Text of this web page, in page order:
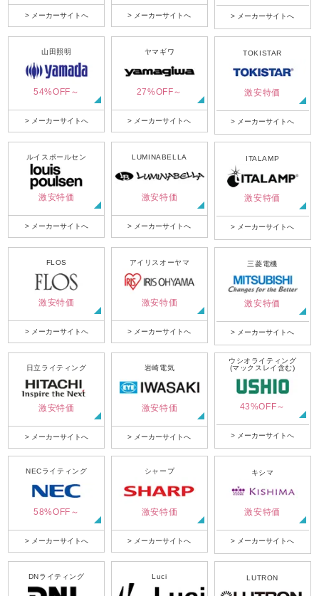
> メーカーサイトへ > メーカーサイトへ > メーカーサイトへ
山田照明
54%OFF～
> メーカーサイトへ
ヤマギワ
27%OFF～
> メーカーサイトへ
TOKISTAR
激安特価
> メーカーサイトへ
ルイスポールセン
激安特価
> メーカーサイトへ
LUMINABELLA
激安特価
> メーカーサイトへ
ITALAMP
激安特価
> メーカーサイトへ
FLOS
激安特価
> メーカーサイトへ
アイリスオーヤマ
激安特価
> メーカーサイトへ
三菱電機
激安特価
> メーカーサイトへ
日立ライティング
激安特価
> メーカーサイトへ
岩崎電気
激安特価
> メーカーサイトへ
ウシオライティング
(マックスレイ含む)
43%OFF～
> メーカーサイトへ
NECライティング
58%OFF～
> メーカーサイトへ
シャープ
激安特価
> メーカーサイトへ
キシマ
激安特価
> メーカーサイトへ
DNライティング Luci LUTRON